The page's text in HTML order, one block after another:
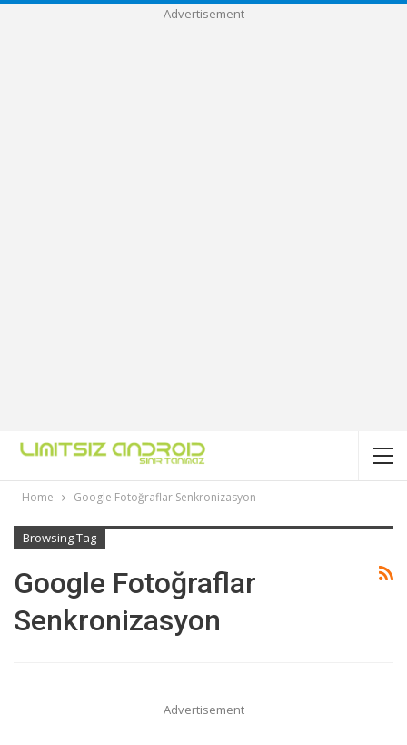
Advertisement
Home Google Fotoğraflar Senkronizasyon
Browsing Tag
Google Fotoğraflar
Senkronizasyon
Advertisement